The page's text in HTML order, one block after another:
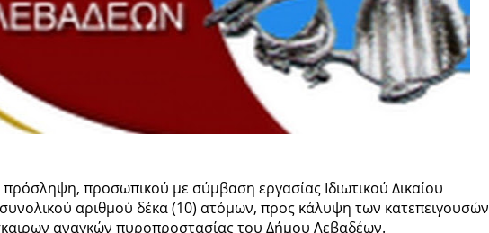
προσωπικού με σύμβαση εργασίας Ιδιωτικού Δικαίου
αριθμού δέκα (10) ατόμων, προς κάλυψη των κατεπειγουσών
αναγκών πυροπροστασίας του Δήμου Λεβαδέων.